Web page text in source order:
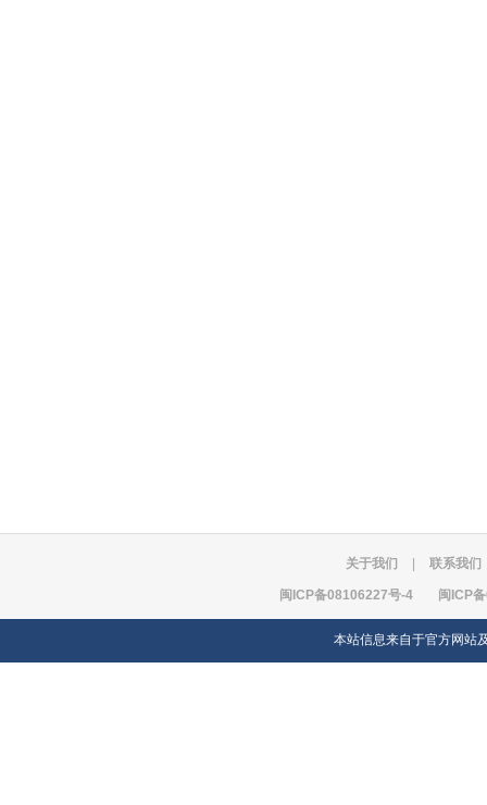
关于我们 联系我们
闽ICP备08106227号-4 闽ICP
本站信息来自于官方网站